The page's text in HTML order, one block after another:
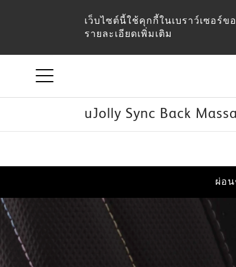
เว็บไซต์นี้ใช้คุกกี้ในเบราว์เซอ
รายละเอียดเพิ่มเติม
uJolly Sync Back
ผ่อ
ผ่อน
ผ่อน